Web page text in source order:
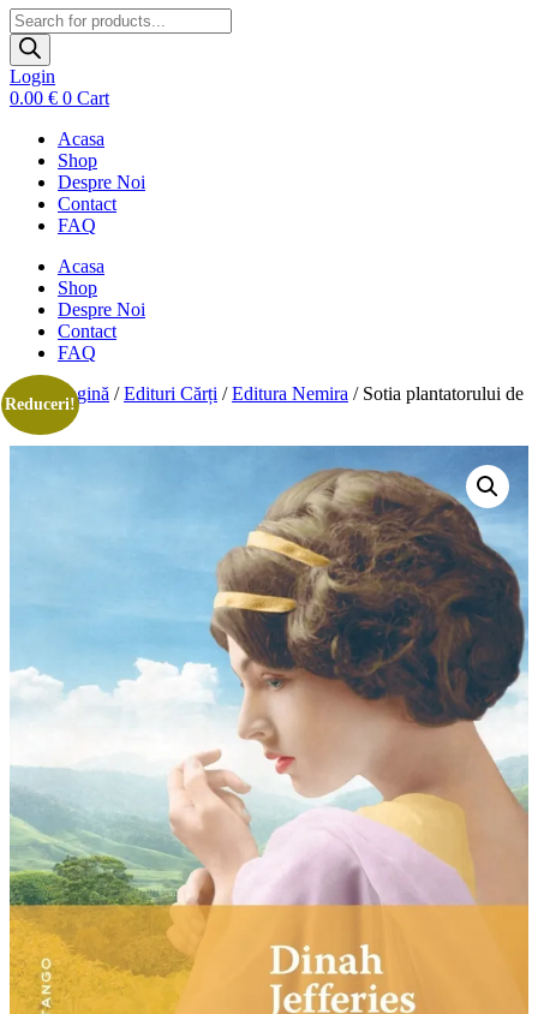
Products
search
Login
0.00 € 0 Cart
Acasa
Shop
Despre Noi
Contact
FAQ
Acasa
Shop
Despre Noi
Contact
FAQ
Prima pagină /Edituri Cărți /Editura Nemira / Sotia plantatorului de
ceai
Reduceri!